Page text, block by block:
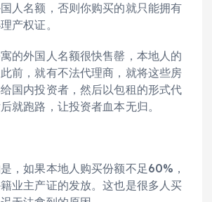
人名额，否则你购买的就只能拥有
产权证。
的外国人名额很快售罄，本地人的
前，就有不法代理商，就将这些房
国内投资者，然后以包租的形式代
就跑路，让投资者血本无归。
，如果本地人购买份额不足60%，
业主产证的发放。这也是很多人买